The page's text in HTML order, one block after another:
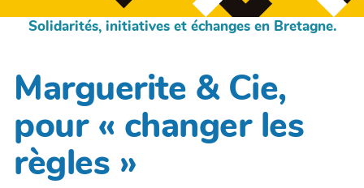
Solidarités, initiatives et échanges en Bretagne.
Marguerite & Cie,
pour « changer les
règles »